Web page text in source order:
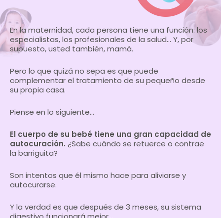
En la maternidad, cada persona tiene una función: los
especialistas, los profesionales de la salud… Y, por
supuesto, usted también, mamá.
Pero lo que quizá no sepa es que puede
complementar el tratamiento de su pequeño desde
su propia casa.
Piense en lo siguiente…
El cuerpo de su bebé tiene una gran capacidad de
autocuración. ¿Sabe cuándo se retuerce o contrae
la barriguita?
Son intentos que él mismo hace para aliviarse y
autocurarse.
Y la verdad es que después de 3 meses, su sistema